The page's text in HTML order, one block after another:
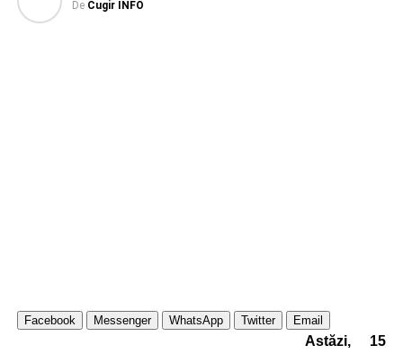
De Cugir INFO
Facebook Messenger WhatsApp Twitter Email
Astăzi, 15